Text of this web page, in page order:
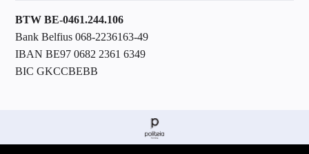
BTW BE-0461.244.106
Bank Belfius 068-2236163-49
IBAN BE97 0682 2361 6349
BIC GKCCBEBB